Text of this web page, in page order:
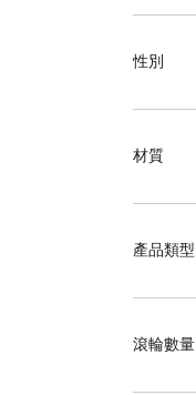
性別
材質
產品類型
滾輪數量